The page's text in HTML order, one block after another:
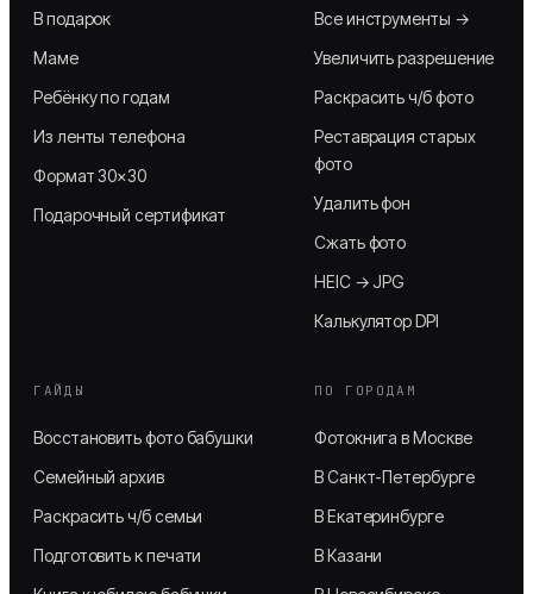
В подарок
Маме
Ребёнку по годам
Из ленты телефона
Формат 30×30
Подарочный сертификат
Все инструменты →
Увеличить разрешение
Раскрасить ч/б фото
Реставрация старых
фото
Удалить фон
Сжать фото
HEIC → JPG
Калькулятор DPI
ГАЙДЫ
Восстановить фото бабушки
Семейный архив
Раскрасить ч/б семьи
Подготовить к печати
ПО ГОРОДАМ
Фотокнига в Москве
В Санкт-Петербурге
В Екатеринбурге
В Казани